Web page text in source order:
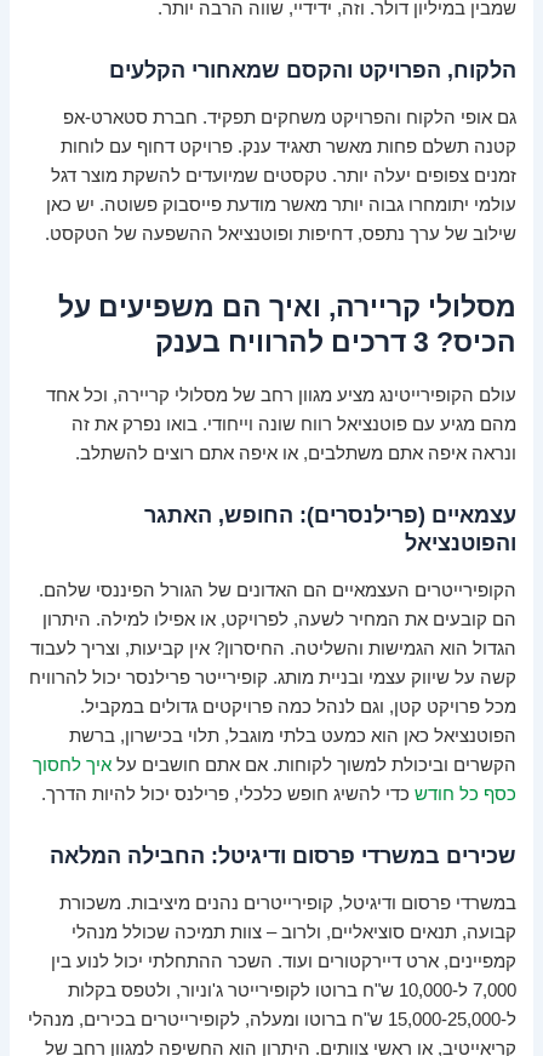
שמבין במיליון דולר. וזה, ידידיי, שווה הרבה יותר.
הלקוח, הפרויקט והקסם שמאחורי הקלעים
גם אופי הלקוח והפרויקט משחקים תפקיד. חברת סטארט-אפ
קטנה תשלם פחות מאשר תאגיד ענק. פרויקט דחוף עם לוחות
זמנים צפופים יעלה יותר. טקסטים שמיועדים להשקת מוצר דגל
עולמי יתומחרו גבוה יותר מאשר מודעת פייסבוק פשוטה. יש כאן
שילוב של ערך נתפס, דחיפות ופוטנציאל ההשפעה של הטקסט.
מסלולי קריירה, ואיך הם משפיעים על
הכיס? 3 דרכים להרוויח בענק
עולם הקופירייטינג מציע מגוון רחב של מסלולי קריירה, וכל אחד
מהם מגיע עם פוטנציאל רווח שונה וייחודי. בואו נפרק את זה
ונראה איפה אתם משתלבים, או איפה אתם רוצים להשתלב.
עצמאיים (פרילנסרים): החופש, האתגר
והפוטנציאל
הקופירייטרים העצמאיים הם האדונים של הגורל הפיננסי שלהם.
הם קובעים את המחיר לשעה, לפרויקט, או אפילו למילה. היתרון
הגדול הוא הגמישות והשליטה. החיסרון? אין קביעות, וצריך לעבוד
קשה על שיווק עצמי ובניית מותג. קופירייטר פרילנסר יכול להרוויח
מכל פרויקט קטן, וגם לנהל כמה פרויקטים גדולים במקביל.
הפוטנציאל כאן הוא כמעט בלתי מוגבל, תלוי בכישרון, ברשת
הקשרים וביכולת למשוך לקוחות. אם אתם חושבים עלאיך לחסוך
כסף כל חודש כדי להשיג חופש כלכלי, פרילנס יכול להיות הדרך.
שכירים במשרדי פרסום ודיגיטל: החבילה המלאה
במשרדי פרסום ודיגיטל, קופירייטרים נהנים מיציבות. משכורת
קבועה, תנאים סוציאליים, ולרוב – צוות תמיכה שכולל מנהלי
קמפיינים, ארט דיירקטורים ועוד. השכר ההתחלתי יכול לנוע בין
7,000 ל-10,000 ש"ח ברוטו לקופירייטר ג'וניור, ולטפס בקלות
ל-15,000-25,000 ש"ח ברוטו ומעלה, לקופירייטרים בכירים, מנהלי
קריאייטיב, או ראשי צוותים. היתרון הוא החשיפה למגוון רחב של